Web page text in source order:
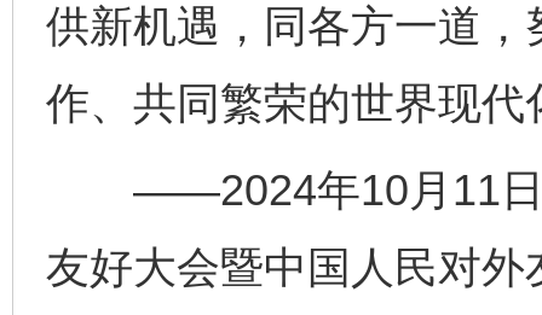
供新机遇，同各方一道
作、共同繁荣的世界现
——2024年10月11日
友好大会暨中国人民对